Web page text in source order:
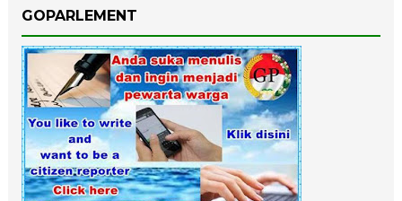
GOPARLEMENT